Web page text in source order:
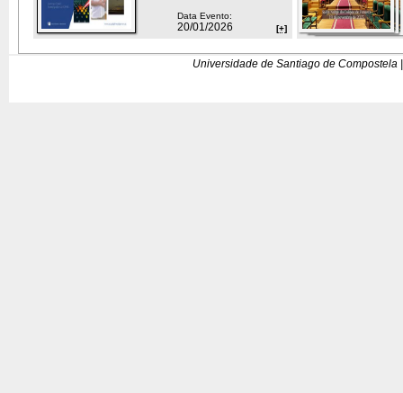
Data Evento:
20/01/2026 [+]
Universidade de Santiago de